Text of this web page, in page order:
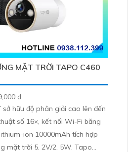
MẶT TRỜI TAPO C460
₫
sở hữu độ phân giải cao lên đến
số 16×, kết nối Wi-Fi băng
ion 10000mAh tích hợp
mặt trời 5. 2V/2. 5W. Tapo